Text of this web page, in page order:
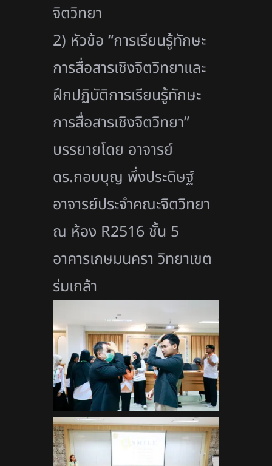
จิตวิทยา
2) หัวข้อ “การเรียนรู้ทักษะ
การสื่อสารเชิงจิตวิทยาเเละ
ฝึกปฏิบัติการเรียนรู้ทักษะ
การสื่อสารเชิงจิตวิทยา”
บรรยายโดย อาจารย์
ดร.กอบบุญ พึ่งประดิษฐ์
อาจารย์ประจำคณะจิตวิทยา
ณ ห้อง R2516 ชั้น 5
อาคารเกษมนครา วิทยาเขต
ร่มเกล้า